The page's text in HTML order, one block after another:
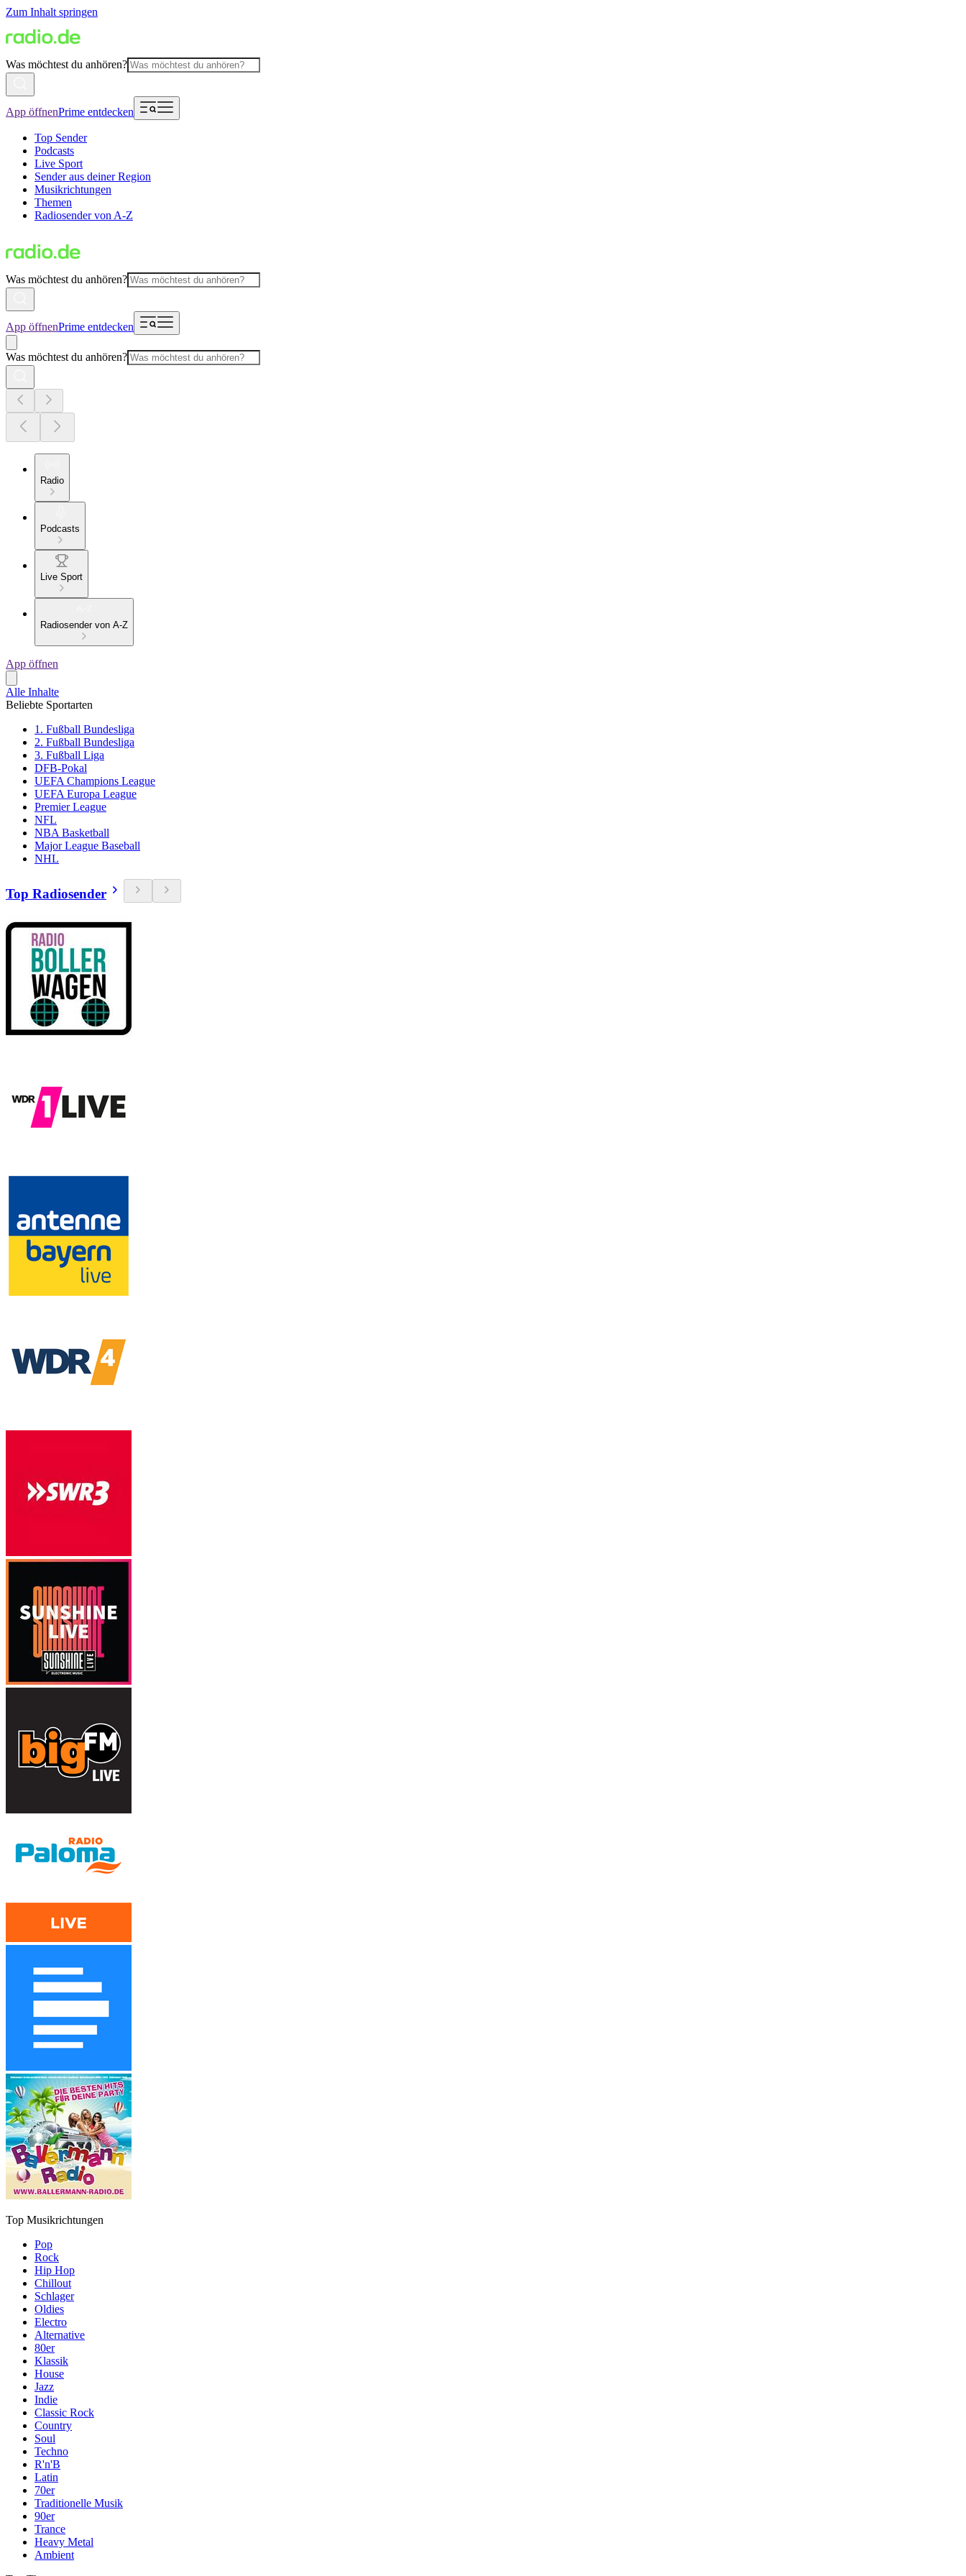
Zum Inhalt springen
Was möchtest du anhören?
App öffnenPrime entdecken
Top Sender
Podcasts
Live Sport
Sender aus deiner Region
Musikrichtungen
Themen
Radiosender von A-Z
Was möchtest du anhören?
App öffnenPrime entdecken
Was möchtest du anhören?
Radio
Podcasts
Live Sport
Radiosender von A-Z
App öffnen
Alle Inhalte
Beliebte Sportarten
1. Fußball Bundesliga
2. Fußball Bundesliga
3. Fußball Liga
DFB-Pokal
UEFA Champions League
UEFA Europa League
Premier League
NFL
NBA Basketball
Major League Baseball
NHL
Top Radiosender
Top Musikrichtungen
Pop
Rock
Hip Hop
Chillout
Schlager
Oldies
Electro
Alternative
80er
Klassik
House
Jazz
Indie
Classic Rock
Country
Soul
Techno
R'n'B
Latin
70er
Traditionelle Musik
90er
Trance
Heavy Metal
Ambient